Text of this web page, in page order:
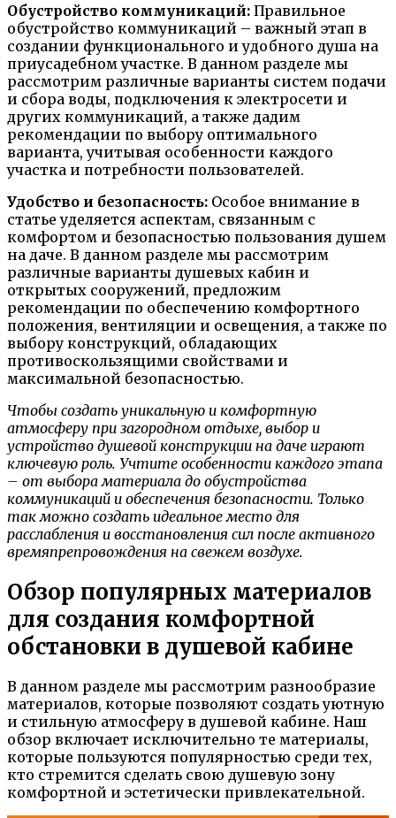
Обустройство коммуникаций: Правильное
обустройство коммуникаций – важный этап в
создании функционального и удобного душа на
приусадебном участке. В данном разделе мы
рассмотрим различные варианты систем подачи
и сбора воды, подключения к электросети и
других коммуникаций, а также дадим
рекомендации по выбору оптимального
варианта, учитывая особенности каждого
участка и потребности пользователей.
Удобство и безопасность: Особое внимание в
статье уделяется аспектам, связанным с
комфортом и безопасностью пользования душем
на даче. В данном разделе мы рассмотрим
различные варианты душевых кабин и
открытых сооружений, предложим
рекомендации по обеспечению комфортного
положения, вентиляции и освещения, а также по
выбору конструкций, обладающих
противоскользящими свойствами и
максимальной безопасностью.
Чтобы создать уникальную и комфортную
атмосферу при загородном отдыхе, выбор и
устройство душевой конструкции на даче играют
ключевую роль. Учтите особенности каждого этапа
– от выбора материала до обустройства
коммуникаций и обеспечения безопасности. Только
так можно создать идеальное место для
расслабления и восстановления сил после активного
времяпрепровождения на свежем воздухе.
Обзор популярных материалов
для создания комфортной
обстановки в душевой кабине
В данном разделе мы рассмотрим разнообразие
материалов, которые позволяют создать уютную
и стильную атмосферу в душевой кабине. Наш
обзор включает исключительно те материалы,
которые пользуются популярностью среди тех,
кто стремится сделать свою душевую зону
комфортной и эстетически привлекательной.